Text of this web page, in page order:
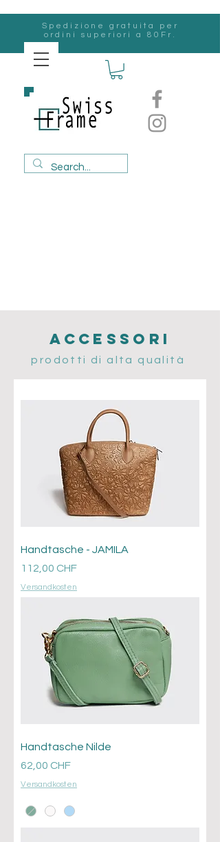
Spedizione gratuita per
ordini superiori a 80Fr.
svizzero
Frame
Accessori
prodotti di alta qualità
Handtasche - JAMILA
Prezzo
112,00 CHF
Versandkosten
Handtasche Nilde
Prezzo
62,00 CHF
Versandkosten